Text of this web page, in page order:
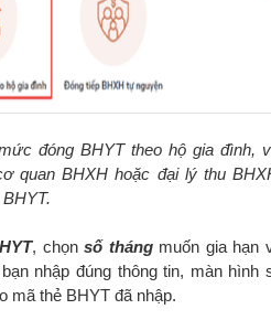
đóng BHYT theo hộ gia đình,
quan BHXH hoặc đại lý thu
, chọnsố thángmuốn gia hạn
nhập đúng thông tin, màn hình
mã thẻ BHYT đã nhập.